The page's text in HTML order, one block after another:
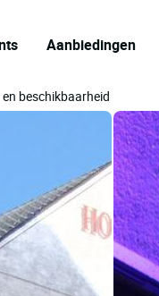
Aanbiedingen
en beschikbaarheid